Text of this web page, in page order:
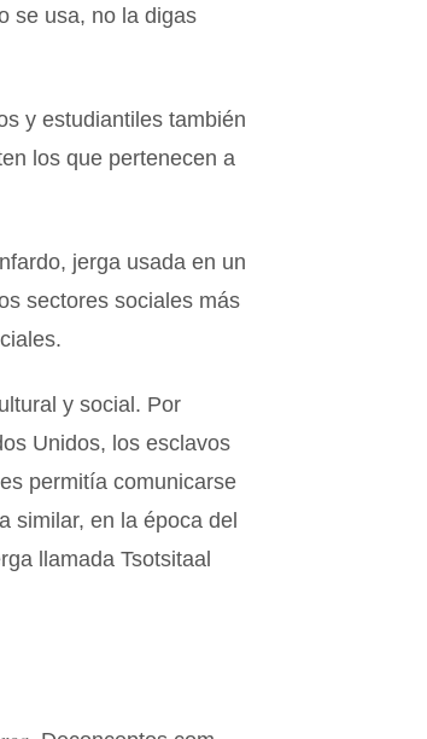
se usa, no la digas
y estudiantiles también
los que pertenecen a
jerga usada en un
sectores sociales más
y social. Por
Unidos, los esclavos
permitía comunicarse
similar, en la época del
llamada Tsotsitaal